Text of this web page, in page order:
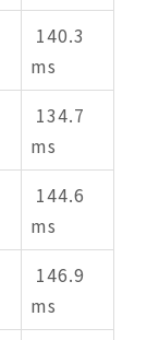
140.3
ms
134.7
ms
144.6
ms
146.9
ms